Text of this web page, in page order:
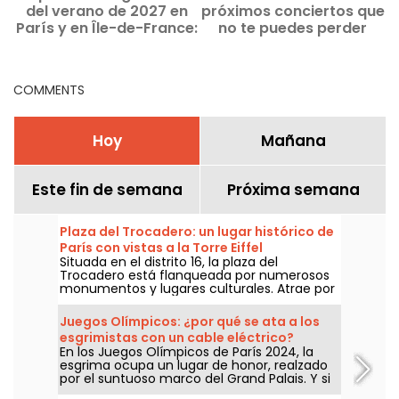
del verano de 2027 en
París y en Île-de-France:
próximos conciertos que
no te puedes perder
COMMENTS
Hoy Mañana
Este fin de semana Próxima semana
Plaza del Trocadero: un lugar histórico de
París con vistas a la Torre Eiffel
Situada en el distrito 16, la plaza del
Trocadero está flanqueada por numerosos
monumentos y lugares culturales. Atrae por
igual a turistas y parisinos de toda la vida
gracias a su inmejorable vista de la Torre
Eiffel.
Juegos Olímpicos: ¿por qué se ata a los
esgrimistas con un cable eléctrico?
En los Juegos Olímpicos de París 2024, la
esgrima ocupa un lugar de honor, realzado
por el suntuoso marco del Grand Palais. Y si
se pregunta por qué los esgrimistas están